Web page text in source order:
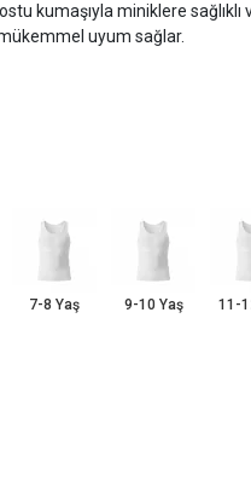
kumaşıyla miniklere sağlıklı
uyum sağlar.
7-8 Yaş 9-10 Yaş 11-